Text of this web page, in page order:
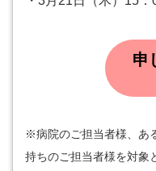
申
※病院のご担当者様、あ
持ちのご担当者様を対象